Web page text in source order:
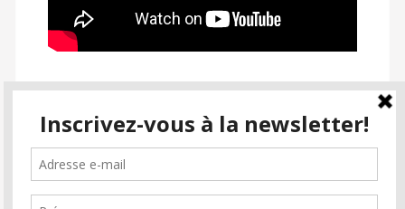
SUIVEZ PASSION CINÉMA
facebookinstagramemail-
alt2